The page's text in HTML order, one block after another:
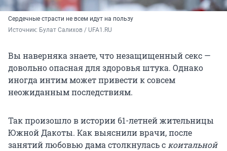
Сердечные страсти не всем идут на пользу
Источник: Булат Салихов / UFA1.RU
Вы наверняка знаете, что незащищенный секс —
довольно опасная для здоровья штука. Однако
иногда интим может привести к совсем
неожиданным последствиям.
Так произошло в истории 61-летней жительницы
Южной Дакоты. Как выяснили врачи, после
занятий любовью дама столкнулась с коитальной